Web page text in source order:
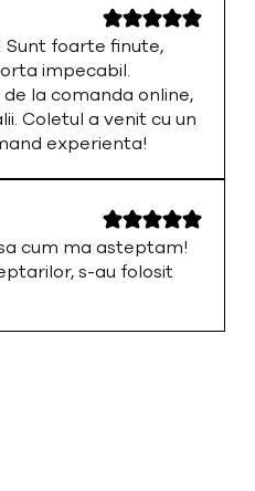
Sunt foarte finute,
impecabil.
la comanda online,
Coletul a venit cu un
experienta!
cum ma asteptam!
s-au folosit